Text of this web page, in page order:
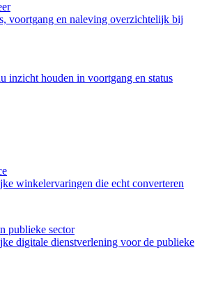
voortgang en naleving overzichtelijk bij
inzicht houden in voortgang en status
winkelervaringen die echt converteren
publieke sector
digitale dienstverlening voor de publieke